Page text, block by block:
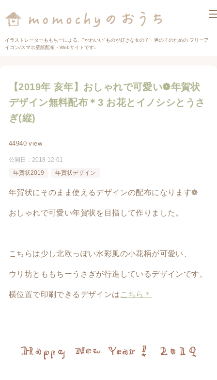
イラストレーターももちーによる、"かわいい"ものが好きな女の子・男の子のための フリーア
イコン/スマホ壁紙配布・Webサイトです♩
【2019年 亥年】おしゃれで可愛い❁年賀状
デザイン無料配布＊3 お花とイノシシとうさ
ぎ(縦)
44940 view
公開日： 2018-12-01
年賀状2019
年賀状デザイン
年賀状にそのまま使えるデザインの配布になります❁
おしゃれで可愛い年賀状を目指して作りました。
こちらは少し北欧っぽい水彩風の小花柄が可愛い、
ウリ坊とももちーうさぎが行進しているデザインです。
横位置で印刷できるデザインは こちら＊